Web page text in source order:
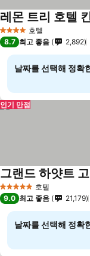
4 성급 호텔
레몬 트리 호텔
8.7 최고 좋음 2,892
날짜를 선택해 정확
인기 만점
5 성급 호텔
그랜드 하얏트
9.0 최고 좋음 21,179
날짜를 선택해 정확